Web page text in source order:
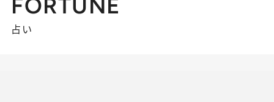
FORTUNE
占い